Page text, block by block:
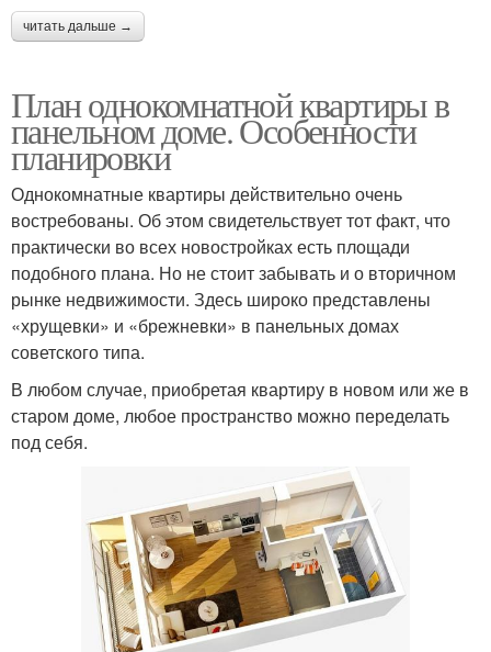
читать дальше →
План однокомнатной квартиры в
панельном доме. Особенности
планировки
Однокомнатные квартиры действительно очень
востребованы. Об этом свидетельствует тот факт, что
практически во всех новостройках есть площади
подобного плана. Но не стоит забывать и о вторичном
рынке недвижимости. Здесь широко представлены
«хрущевки» и «брежневки» в панельных домах
советского типа.
В любом случае, приобретая квартиру в новом или же в
старом доме, любое пространство можно переделать
под себя.